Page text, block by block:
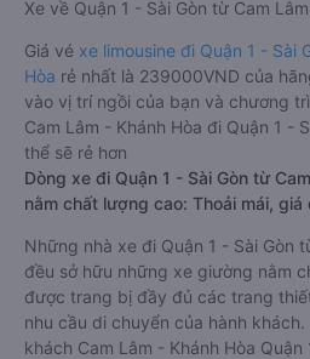
Xe về Quận 1 - Sài Gòn từ Cam
Giá vé xe limousine đi Quận 1 - Sài
Hòa rẻ nhất là 239000VND của
vào vị trí ngồi của bạn và chương
Cam Lâm - Khánh Hòa đi Quận 1 -
thể sẽ rẻ hơn
Dòng xe đi Quận 1 - Sài Gòn từ
nằm chất lượng cao: Thoải mái, giá
Những nhà xe đi Quận 1 - Sài Gòn
đều sở hữu những xe giường nằm
được trang bị đầy đủ các trang
nhu cầu di chuyển của hành
khách Cam Lâm - Khánh Hòa